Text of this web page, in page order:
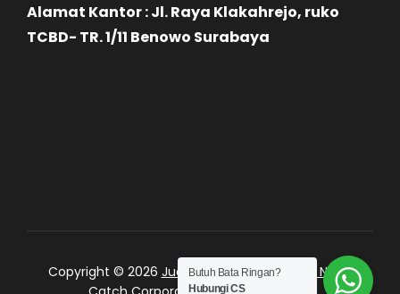
Alamat Kantor : Jl. Raya Klakahrejo, ruko
TCBD- TR. 1/11 Benowo Surabaya
Copyright © 2026 Jual Bata Ringan Kualitas No. 1 |
Butuh Bata Ringan?
Hubungi CS